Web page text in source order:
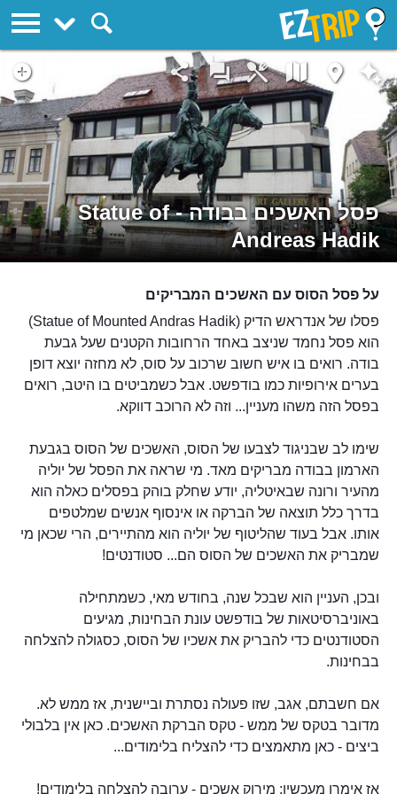
פסל האשכים בבודה - Statue of
Andreas Hadik
על פסל הסוס עם האשכים המבריקים
פסלו של אנדראש הדיק (Statue of Mounted Andras Hadik)
הוא פסל נחמד שניצב באחד הרחובות הקטנים שעל גבעת
בודה. רואים בו איש חשוב שרכוב על סוס, לא מחזה יוצא דופן
בערים אירופיות כמו בודפשט. אבל כשמביטים בו היטב, רואים
בפסל הזה משהו מעניין... וזה לא הרוכב דווקא.
שימו לב שבניגוד לצבעו של הסוס, האשכים של הסוס בגבעת
הארמון בבודה מבריקים מאד. מי שראה את הפסל של יוליה
מהעיר ורונה שבאיטליה, יודע שחלק בוהק בפסלים כאלה הוא
בדרך כלל תוצאה של הברקה או אינסוף אנשים שמלטפים
אותו. אבל בעוד שהליטוף של יוליה הוא מהתיירים, הרי שכאן מי
שמבריק את האשכים של הסוס הם... סטודנטים!
ובכן, העניין הוא שבכל שנה, בחודש מאי, כשמתחילה
באוניברסיטאות של בודפשט עונת הבחינות, מגיעים
הסטודנטים כדי להבריק את אשכיו של הסוס, כסגולה להצלחה
בבחינות.
אם חשבתם, אגב, שזו פעולה נסתרת וביישנית, אז ממש לא.
מדובר בטקס של ממש - טקס הברקת האשכים. כאן אין בלבולי
ביצים - כאן מתאמצים כדי להצליח בלימודים...
אז אימרו מעכשיו: מירוק אשכים - ערובה להצלחה בלימודים!
EZTrip